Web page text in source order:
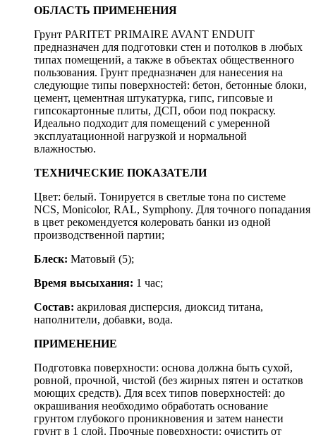
ОБЛАСТЬ ПРИМЕНЕНИЯ
Грунт PARITET PRIMAIRE AVANT ENDUIT
предназначен для подготовки стен и потолков в любых
типах помещений, а также в объектах общественного
пользования. Грунт предназначен для нанесения на
следующие типы поверхностей: бетон, бетонные блоки,
цемент, цементная штукатурка, гипс, гипсовые и
гипсокартонные плиты, ДСП, обои под покраску.
Идеально подходит для помещений с умеренной
эксплуатационной нагрузкой и нормальной
влажностью.
ТЕХНИЧЕСКИЕ ПОКАЗАТЕЛИ
Цвет: белый. Тонируется в светлые тона по системе
NCS, Monicolor, RAL, Symphony. Для точного попадания
в цвет рекомендуется колеровать банки из одной
производственной партии;
Блеск: Матовый (5);
Время высыхания: 1 час;
Состав: акриловая дисперсия, диоксид титана,
наполнители, добавки, вода.
ПРИМЕНЕНИЕ
Подготовка поверхности: основа должна быть сухой,
ровной, прочной, чистой (без жирных пятен и остатков
моющих средств). Для всех типов поверхностей: до
окрашивания необходимо обработать основание
грунтом глубокого проникновения и затем нанести
грунт в 1 слой. Прочные поверхности: очистить от